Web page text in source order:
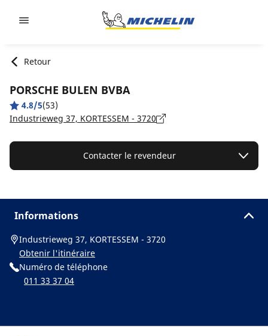
Retour
PORSCHE BULEN BVBA
4.8/5(53)
Industrieweg 37, KORTESSEM - 3720
Contacter le revendeur
Informations
Industrieweg 37, KORTESSEM - 3720
Obtenir l'itinéraire
Numéro de téléphone
011 33 37 04